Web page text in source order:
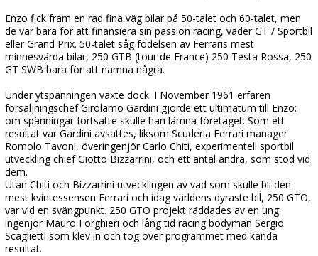
Enzo fick fram en rad fina väg bilar på 50-talet och 60-talet, men
de var bara för att finansiera sin passion racing, väder GT / Sportbil
eller Grand Prix. 50-talet såg födelsen av Ferraris mest
minnesvärda bilar, 250 GTB (tour de France) 250 Testa Rossa, 250
GT SWB bara för att nämna några.
Under ytspänningen växte dock. I November 1961 erfaren
försäljningschef Girolamo Gardini gjorde ett ultimatum till Enzo:
om spänningar fortsatte skulle han lämna företaget. Som ett
resultat var Gardini avsattes, liksom Scuderia Ferrari manager
Romolo Tavoni, överingenjör Carlo Chiti, experimentell sportbil
utveckling chief Giotto Bizzarrini, och ett antal andra, som stod vid
dem.
Utan Chiti och Bizzarrini utvecklingen av vad som skulle bli den
mest kvintessensen Ferrari och idag världens dyraste bil, 250 GTO,
var vid en svängpunkt. 250 GTO projekt räddades av en ung
ingenjör Mauro Forghieri och lång tid racing bodyman Sergio
Scaglietti som klev in och tog över programmet med kända
resultat.